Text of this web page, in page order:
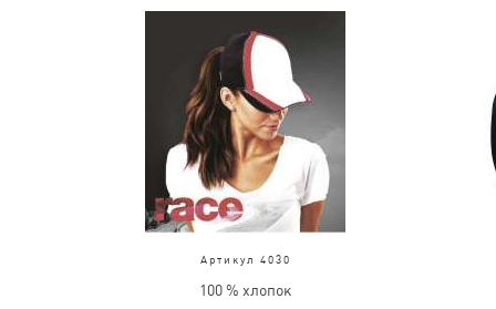
Артикул 4030
100 % хлопок